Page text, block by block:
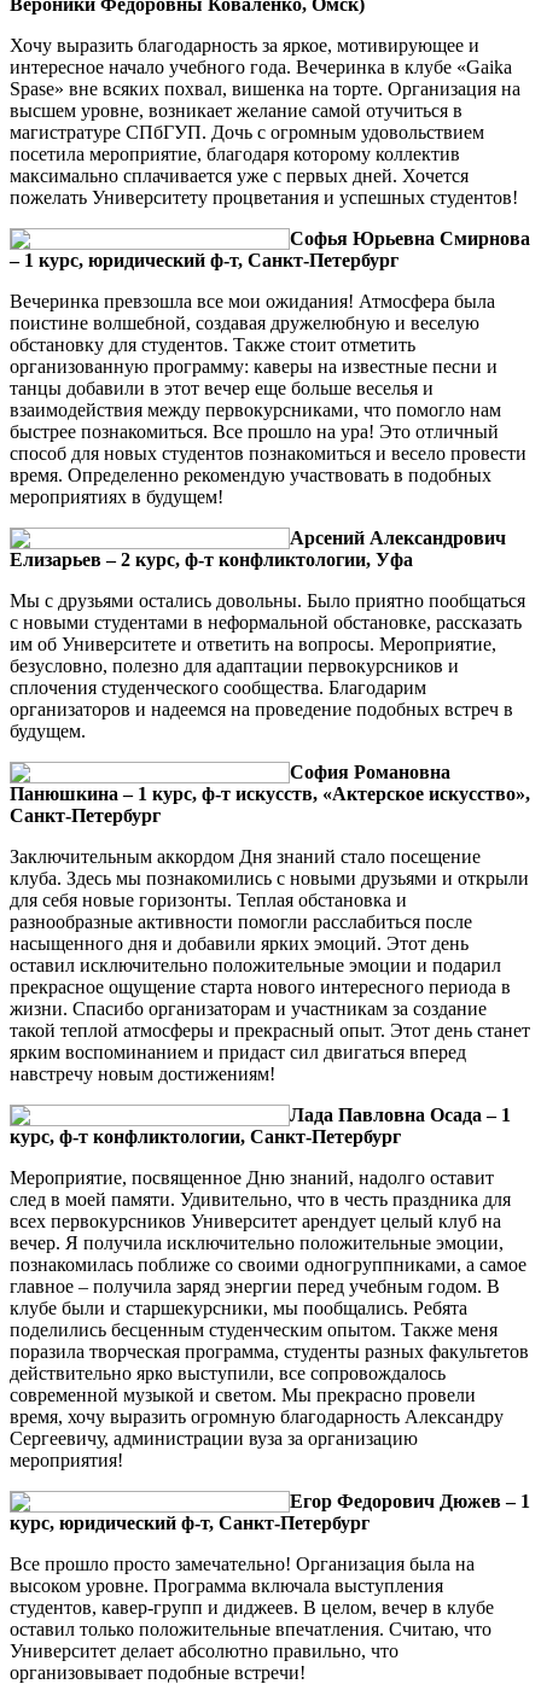
Хочу выразить благодарность за яркое, мотивирующее и
интересное начало учебного года. Вечеринка в клубе «Gaika
Spase» вне всяких похвал, вишенка на торте. Организация на
высшем уровне, возникает желание самой отучиться в
магистратуре СПбГУП. Дочь с огромным удовольствием
посетила мероприятие, благодаря которому коллектив
максимально сплачивается уже с первых дней. Хочется
пожелать Университету процветания и успешных студентов!
Софья Юрьевна Смирнова
– 1 курс, юридический ф-т, Санкт-Петербург
Вечеринка превзошла все мои ожидания! Атмосфера была
поистине волшебной, создавая дружелюбную и веселую
обстановку для студентов. Также стоит отметить
организованную программу: каверы на известные песни и
танцы добавили в этот вечер еще больше веселья и
взаимодействия между первокурсниками, что помогло нам
быстрее познакомиться. Все прошло на ура! Это отличный
способ для новых студентов познакомиться и весело провести
время. Определенно рекомендую участвовать в подобных
мероприятиях в будущем!
Арсений Александрович
Елизарьев – 2 курс, ф-т конфликтологии, Уфа
Мы с друзьями остались довольны. Было приятно пообщаться
с новыми студентами в неформальной обстановке, рассказать
им об Университете и ответить на вопросы. Мероприятие,
безусловно, полезно для адаптации первокурсников и
сплочения студенческого сообщества. Благодарим
организаторов и надеемся на проведение подобных встреч в
будущем.
София Романовна
Панюшкина – 1 курс, ф-т искусств, «Актерское искусство»,
Санкт-Петербург
Заключительным аккордом Дня знаний стало посещение
клуба. Здесь мы познакомились с новыми друзьями и открыли
для себя новые горизонты. Теплая обстановка и
разнообразные активности помогли расслабиться после
насыщенного дня и добавили ярких эмоций. Этот день
оставил исключительно положительные эмоции и подарил
прекрасное ощущение старта нового интересного периода в
жизни. Спасибо организаторам и участникам за создание
такой теплой атмосферы и прекрасный опыт. Этот день станет
ярким воспоминанием и придаст сил двигаться вперед
навстречу новым достижениям!
Лада Павловна Осада – 1
курс, ф-т конфликтологии, Санкт-Петербург
Мероприятие, посвященное Дню знаний, надолго оставит
след в моей памяти. Удивительно, что в честь праздника для
всех первокурсников Университет арендует целый клуб на
вечер. Я получила исключительно положительные эмоции,
познакомилась поближе со своими одногруппниками, а самое
главное – получила заряд энергии перед учебным годом. В
клубе были и старшекурсники, мы пообщались. Ребята
поделились бесценным студенческим опытом. Также меня
поразила творческая программа, студенты разных факультетов
действительно ярко выступили, все сопровождалось
современной музыкой и светом. Мы прекрасно провели
время, хочу выразить огромную благодарность Александру
Сергеевичу, администрации вуза за организацию
мероприятия!
Егор Федорович Дюжев – 1
курс, юридический ф-т, Санкт-Петербург
Все прошло просто замечательно! Организация была на
высоком уровне. Программа включала выступления
студентов, кавер-групп и диджеев. В целом, вечер в клубе
оставил только положительные впечатления. Считаю, что
Университет делает абсолютно правильно, что
организовывает подобные встречи!